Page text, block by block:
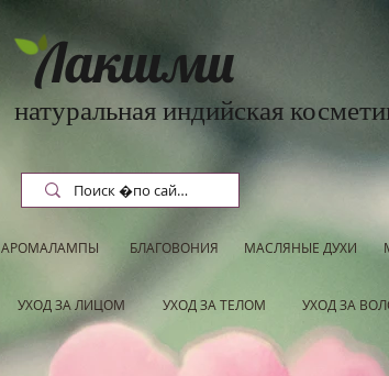
Лакшми
натуральная индийская
АРОМАЛАМПЫ БЛАГОВОНИЯ МАСЛЯНЫЕ ДУХИ
УХОД ЗА ЛИЦОМ УХОД ЗА ТЕЛОМ УХОД ЗА